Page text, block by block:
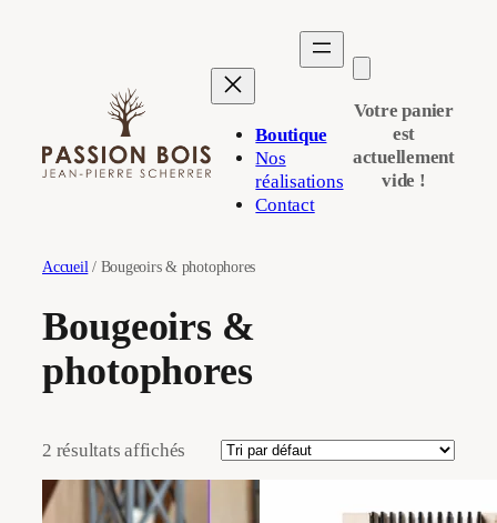
Boutique
Nos
réalisations
Contact
Votre panier
est
actuellement
vide !
Accueil / Bougeoirs & photophores
Bougeoirs &
photophores
2 résultats affichés